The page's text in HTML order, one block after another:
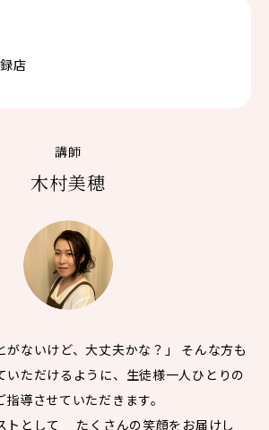
店
講師
木村美穂
がないけど、大丈夫かな？」 そんな方も
いただけるように、生徒様一人ひとりの
導させていただきます。
トとして たくさんの笑顔をお届けし